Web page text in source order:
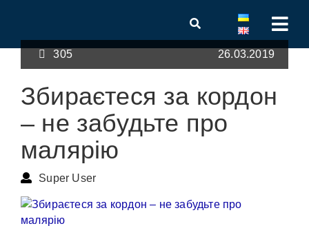
305 26.03.2019
Збираєтеся за кордон
– не забудьте про
малярію
Super User